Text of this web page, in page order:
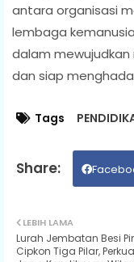
antara organisasi
lembaga
dalam
dan siap
Tags
LEBIH LAMA
Lurah Jembatan Besi
Cipkon Tiga Pilar,